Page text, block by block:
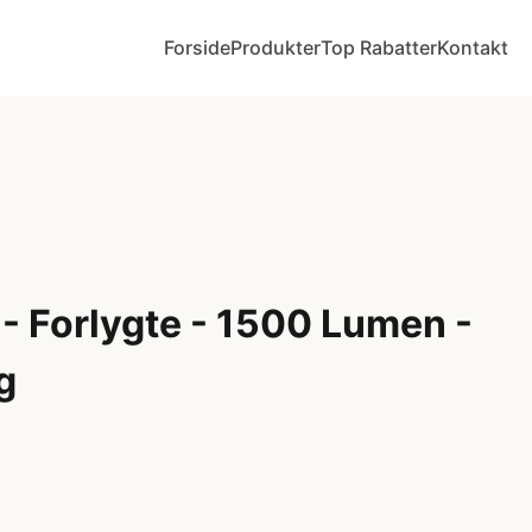
ForsideProdukterTop RabatterKontakt
Forlygte - 1500 Lumen -